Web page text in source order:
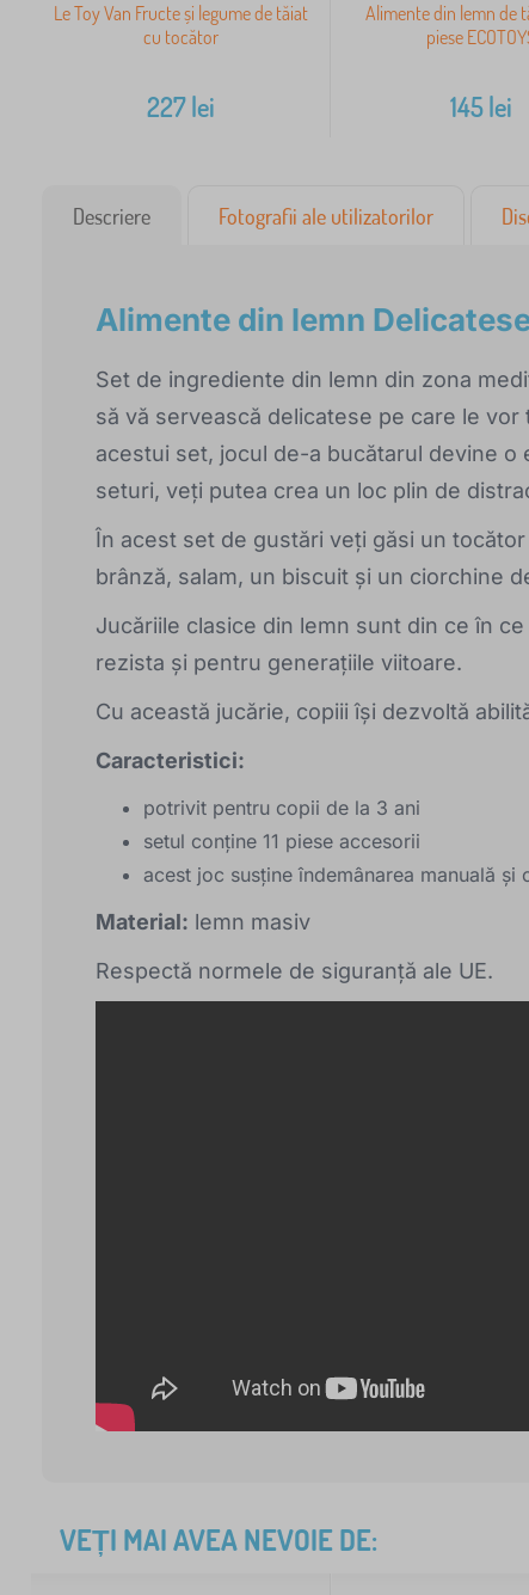
Le Toy Van Fructe și legume de tăiat
cu tocător
227lei
Alimente din lemn de
piese
145lei
Descriere Fotografii ale utilizatorilor
Alimente din lemn
Set de ingrediente din lemn din zona
să vă servească delicatese pe care le
acestui set, jocul de-a bucătarul devine o
seturi, veți putea crea un loc plin de
În acest set de gustări veți găsi un
brânză, salam, un biscuit și un ciorchine
Jucăriile clasice din lemn sunt din ce în
rezista și pentru generațiile viitoare.
Cu această jucărie, copiii își dezvoltă
Caracteristici:
potrivit pentru copii de la 3 ani
setul conține 11 piese accesorii
acest joc susține îndemânarea manuală
Material: lemn masiv
Respectă normele de siguranță ale UE.
VEȚI MAI AVEA NEVOIE DE: